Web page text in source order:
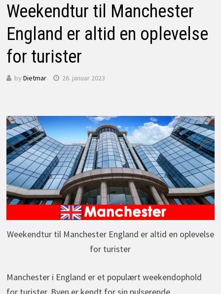
Weekendtur til Manchester
England er altid en oplevelse
for turister
by Dietmar 26. januar 2023
Weekendtur til Manchester England er altid en oplevelse
for turister
Manchester i England er et populært weekendophold